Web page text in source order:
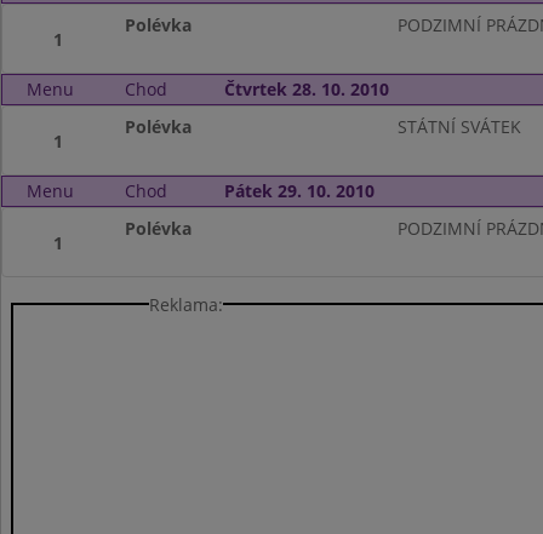
1
Polévka PODZIMNÍ
Menu Chod Čtvrtek 28. 10. 2010
1
Polévka STÁTNÍ SVÁTEK
Menu Chod Pátek 29. 10. 2010
1
Polévka PODZIMNÍ
Reklama: